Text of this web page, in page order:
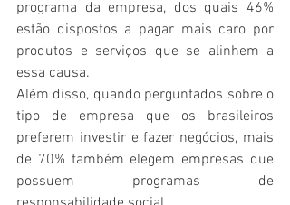
programa da empresa, dos quais 46%
estão dispostos a pagar mais caro por
produtos e serviços que se alinhem a
essa causa.
Além disso, quando perguntados sobre o
tipo de empresa que os brasileiros
preferem investir e fazer negócios, mais
de 70% também elegem empresas que
possuem programas de